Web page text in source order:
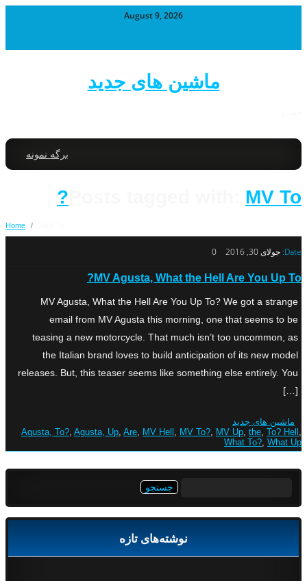
August 9, 2026
ماشین های جدید
برگه نمونه
MV To?
Home /
Date: جولای 30, 2016 0
MV Agusta, What the Hell Are You Up To?
MV Agusta, What the Hell Are You Up To? We got a strange
email from MV Agusta this morning, one that seems to be
teasing a new motorcycle. That much isn’t too uncommon, as
the Italian brand loves to build anticipation of its new model
releases. But, this teaser seems like something else entirely. You
[…]
ماشین های جدید
Agusta, To?, Agusta, Up, Are, MV Hell , MV To?, MV Up, the, To? Hell ,
What To?, What Up
نوشته‌های تازه